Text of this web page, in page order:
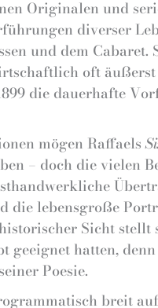
Originalen und
diverser
und dem Cabaret.
oft
die dauerhafte
mögen Raffaels
– doch die vielen
die lebensgroße
Sicht stellt
geeignet hatten,
Poesie.
breit